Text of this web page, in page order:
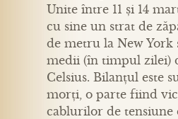
Unite între 11 și 14
cu sine un strat de
de metru la New
medii (în timpul zilei)
Celsius. Bilanțul este
morți, o parte fiind
cablurilor de tensiune